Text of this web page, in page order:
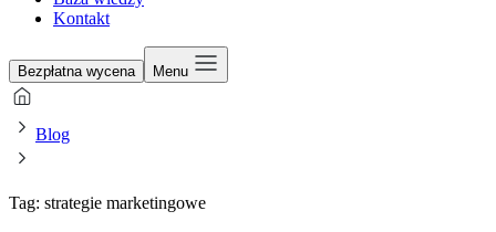
Kontakt
Bezpłatna wycena Menu
Blog
Tag: strategie marketingowe